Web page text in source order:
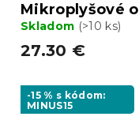
Mikroplyšové
Skladom (>10 ks)
27.30 €
-15 % s kódom:
MINUS15